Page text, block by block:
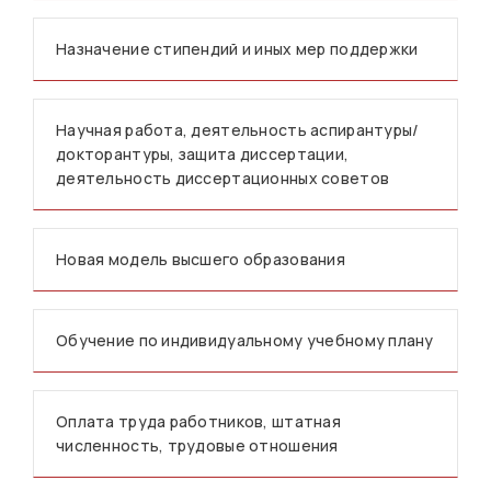
Назначение стипендий и иных мер поддержки
Научная работа, деятельность аспирантуры/
докторантуры, защита диссертации,
деятельность диссертационных советов
Новая модель высшего образования
Обучение по индивидуальному учебному плану
Оплата труда работников, штатная
численность, трудовые отношения